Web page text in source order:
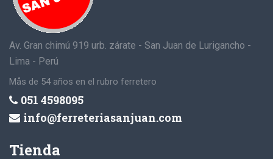
Av. Gran chimú 919 urb. zárate - San Juan de Lurigancho -
Lima - Perú
Mås de 54 años en el rubro ferretero
051 4598095
info@ferreteriasanjuan.com
Tienda